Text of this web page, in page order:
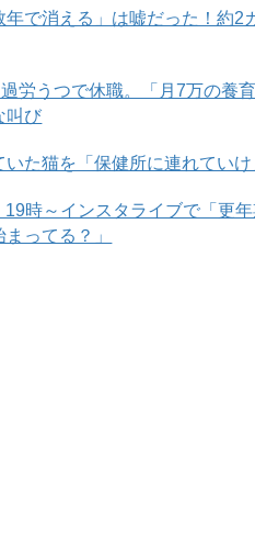
別の表現となります。
a copy（テイク ア コピ
年で消える」は嘘だった！約
労うつで休職。「月7万の養
叫び
いた猫を「保健所に連れてい
19時～インスタライブで「更
ってる？」